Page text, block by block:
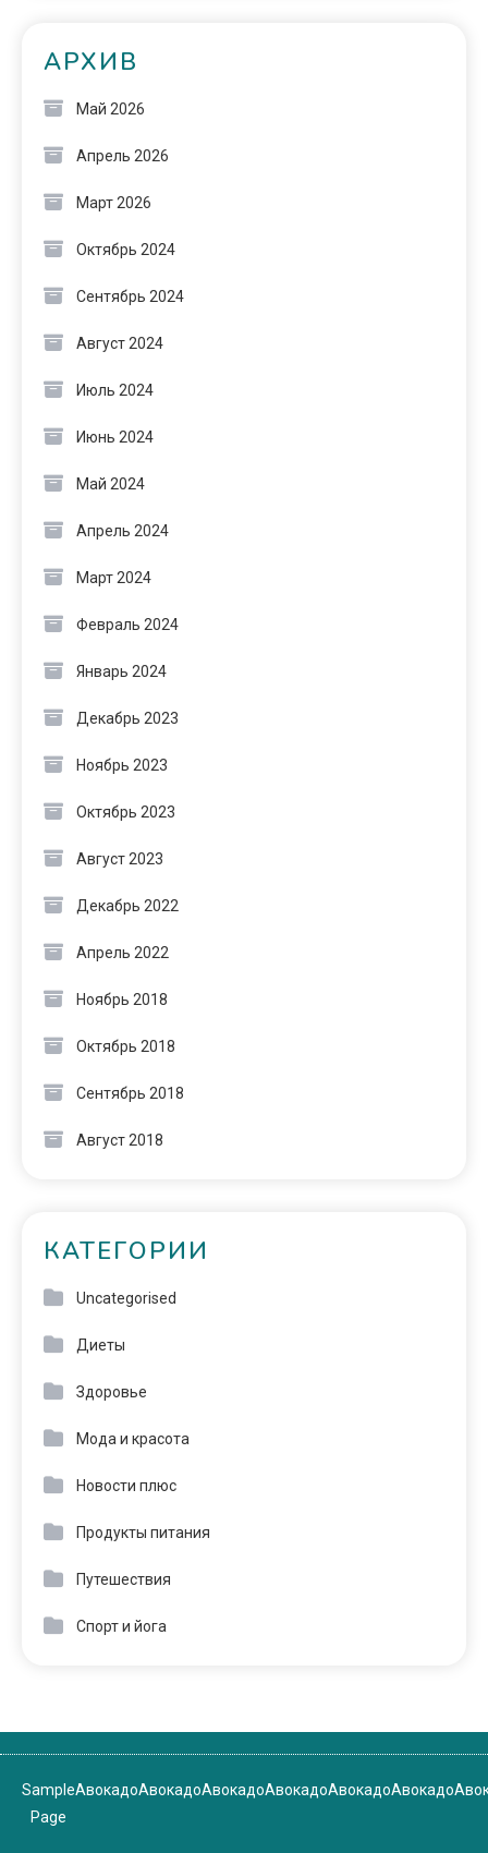
АРХИВ
Май 2026
Апрель 2026
Март 2026
Октябрь 2024
Сентябрь 2024
Август 2024
Июль 2024
Июнь 2024
Май 2024
Апрель 2024
Март 2024
Февраль 2024
Январь 2024
Декабрь 2023
Ноябрь 2023
Октябрь 2023
Август 2023
Декабрь 2022
Апрель 2022
Ноябрь 2018
Октябрь 2018
Сентябрь 2018
Август 2018
КАТЕГОРИИ
Uncategorised
Диеты
Здоровье
Мода и красота
Новости плюс
Продукты питания
Путешествия
Спорт и йога
Sample
Page
АвокадоАвокадоАвокадоАвокадоАвокадоАвокадо